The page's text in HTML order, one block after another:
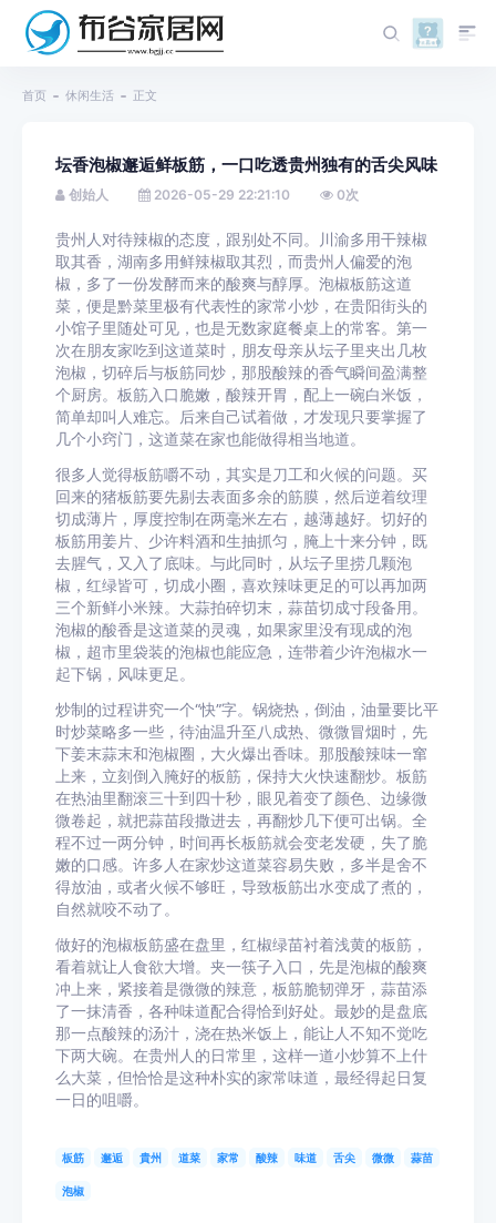
首页 休闲生活 正文
坛香泡椒邂逅鲜板筋，一口吃透贵州独有的舌尖风味
创始人 2026-05-29 22:21:10 0次
贵州人对待辣椒的态度，跟别处不同。川渝多用干辣椒
取其香，湖南多用鲜辣椒取其烈，而贵州人偏爱的泡
椒，多了一份发酵而来的酸爽与醇厚。泡椒板筋这道
菜，便是黔菜里极有代表性的家常小炒，在贵阳街头的
小馆子里随处可见，也是无数家庭餐桌上的常客。第一
次在朋友家吃到这道菜时，朋友母亲从坛子里夹出几枚
泡椒，切碎后与板筋同炒，那股酸辣的香气瞬间盈满整
个厨房。板筋入口脆嫩，酸辣开胃，配上一碗白米饭，
简单却叫人难忘。后来自己试着做，才发现只要掌握了
几个小窍门，这道菜在家也能做得相当地道。
很多人觉得板筋嚼不动，其实是刀工和火候的问题。买
回来的猪板筋要先剔去表面多余的筋膜，然后逆着纹理
切成薄片，厚度控制在两毫米左右，越薄越好。切好的
板筋用姜片、少许料酒和生抽抓匀，腌上十来分钟，既
去腥气，又入了底味。与此同时，从坛子里捞几颗泡
椒，红绿皆可，切成小圈，喜欢辣味更足的可以再加两
三个新鲜小米辣。大蒜拍碎切末，蒜苗切成寸段备用。
泡椒的酸香是这道菜的灵魂，如果家里没有现成的泡
椒，超市里袋装的泡椒也能应急，连带着少许泡椒水一
起下锅，风味更足。
炒制的过程讲究一个“快”字。锅烧热，倒油，油量要比平
时炒菜略多一些，待油温升至八成热、微微冒烟时，先
下姜末蒜末和泡椒圈，大火爆出香味。那股酸辣味一窜
上来，立刻倒入腌好的板筋，保持大火快速翻炒。板筋
在热油里翻滚三十到四十秒，眼见着变了颜色、边缘微
微卷起，就把蒜苗段撒进去，再翻炒几下便可出锅。全
程不过一两分钟，时间再长板筋就会变老发硬，失了脆
嫩的口感。许多人在家炒这道菜容易失败，多半是舍不
得放油，或者火候不够旺，导致板筋出水变成了煮的，
自然就咬不动了。
做好的泡椒板筋盛在盘里，红椒绿苗衬着浅黄的板筋，
看着就让人食欲大增。夹一筷子入口，先是泡椒的酸爽
冲上来，紧接着是微微的辣意，板筋脆韧弹牙，蒜苗添
了一抹清香，各种味道配合得恰到好处。最妙的是盘底
那一点酸辣的汤汁，浇在热米饭上，能让人不知不觉吃
下两大碗。在贵州人的日常里，这样一道小炒算不上什
么大菜，但恰恰是这种朴实的家常味道，最经得起日复
一日的咀嚼。
板筋 邂逅 貴州 道菜 家常 酸辣 味道 舌尖 微微 蒜苗
泡椒